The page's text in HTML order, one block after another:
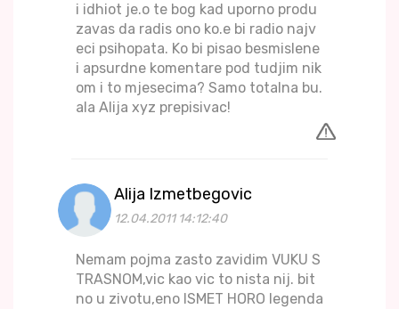
i idhiot je.o te bog kad uporno produ
zavas da radis ono ko.e bi radio najv
eci psihopata. Ko bi pisao besmislene
i apsurdne komentare pod tudjim nik
om i to mjesecima? Samo totalna bu.
ala Alija xyz prepisivac!
Alija Izmetbegovic
12.04.2011 14:12:40
Nemam pojma zasto zavidim VUKU S
TRASNOM,vic kao vic to nista nij. bit
no u zivotu,eno ISMET HORO legenda